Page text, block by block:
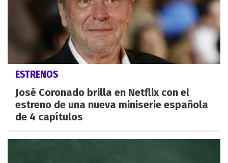
ESTRENOS
José Coronado brilla en Netflix con el
estreno de una nueva miniserie española
de 4 capítulos